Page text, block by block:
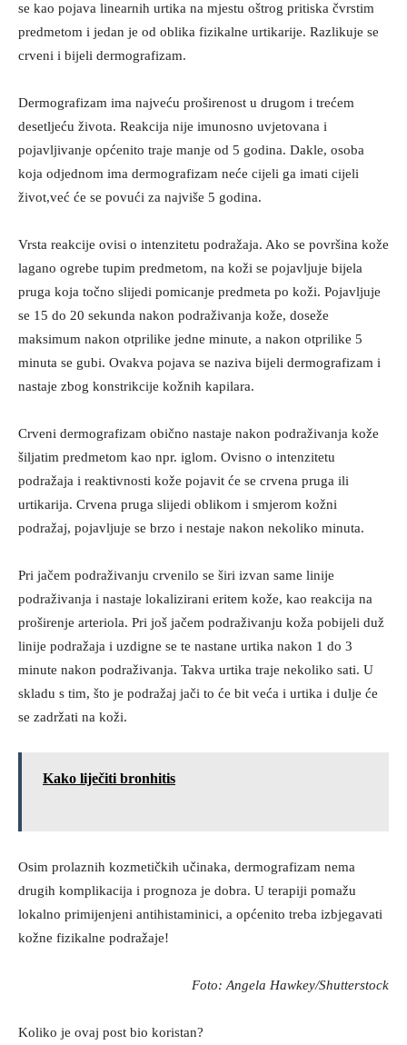
se kao pojava linearnih urtika na mjestu oštrog pritiska čvrstim
predmetom i jedan je od oblika fizikalne urtikarije. Razlikuje se
crveni i bijeli dermografizam.
Dermografizam ima najveću proširenost u drugom i trećem
desetljeću života. Reakcija nije imunosno uvjetovana i
pojavljivanje općenito traje manje od 5 godina. Dakle, osoba
koja odjednom ima dermografizam neće cijeli ga imati cijeli
život,već će se povući za najviše 5 godina.
Vrsta reakcije ovisi o intenzitetu podražaja. Ako se površina kože
lagano ogrebe tupim predmetom, na koži se pojavljuje bijela
pruga koja točno slijedi pomicanje predmeta po koži. Pojavljuje
se 15 do 20 sekunda nakon podraživanja kože, doseže
maksimum nakon otprilike jedne minute, a nakon otprilike 5
minuta se gubi. Ovakva pojava se naziva bijeli dermografizam i
nastaje zbog konstrikcije kožnih kapilara.
Crveni dermografizam obično nastaje nakon podraživanja kože
šiljatim predmetom kao npr. iglom. Ovisno o intenzitetu
podražaja i reaktivnosti kože pojavit će se crvena pruga ili
urtikarija. Crvena pruga slijedi oblikom i smjerom kožni
podražaj, pojavljuje se brzo i nestaje nakon nekoliko minuta.
Pri jačem podraživanju crvenilo se širi izvan same linije
podraživanja i nastaje lokalizirani eritem kože, kao reakcija na
proširenje arteriola. Pri još jačem podraživanju koža pobijeli duž
linije podražaja i uzdigne se te nastane urtika nakon 1 do 3
minute nakon podraživanja. Takva urtika traje nekoliko sati. U
skladu s tim, što je podražaj jači to će bit veća i urtika i dulje će
se zadržati na koži.
Kako liječiti bronhitis
Osim prolaznih kozmetičkih učinaka, dermografizam nema
drugih komplikacija i prognoza je dobra. U terapiji pomažu
lokalno primijenjeni antihistaminici, a općenito treba izbjegavati
kožne fizikalne podražaje!
Foto: Angela Hawkey/Shutterstock
Koliko je ovaj post bio koristan?